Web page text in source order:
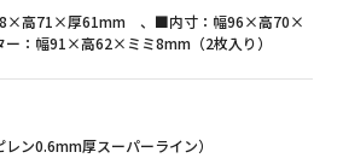
高71×厚61mm 、■内寸：幅96×高70×
：幅91×高62×ミミ8mm（2枚入り）
ン0.6mm厚スーパーライン）